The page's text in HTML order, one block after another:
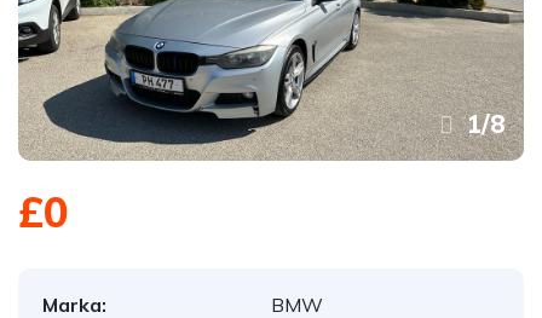
1/8
£0
Marka:
BMW